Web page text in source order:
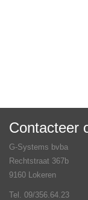
Contacteer
G-Systems bvba
Rechtstraat 367b
9160 Lokeren
Tel. 09/356.64.23